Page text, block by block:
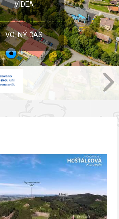
VIDEA
VOLNÝ ČAS